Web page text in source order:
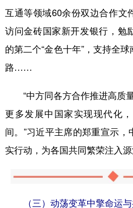
互通等领域60余份双边合作文
访问金砖国家新开发银行，勉
的第二个“金色十年”，支持全
路……
“中方同各方合作推进高质量
更多发展中国家实现现代化
间。”习近平主席的郑重宣示，
实行动，为各国共同繁荣注入源
（三）动荡变革中擎命运